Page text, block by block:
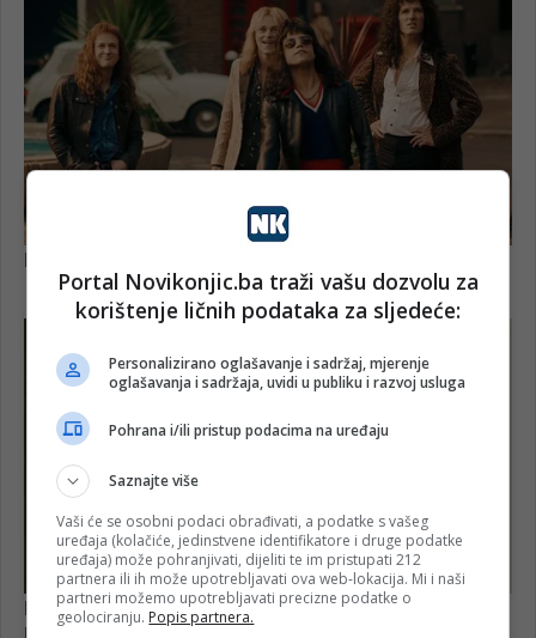
Portal Novikonjic.ba traži vašu dozvolu za
korištenje ličnih podataka za sljedeće:
Personalizirano oglašavanje i sadržaj, mjerenje
oglašavanja i sadržaja, uvidi u publiku i razvoj usluga
Pohrana i/ili pristup podacima na uređaju
Saznajte više
Vaši će se osobni podaci obrađivati, a podatke s vašeg
uređaja (kolačiće, jedinstvene identifikatore i druge podatke
uređaja) može pohranjivati, dijeliti te im pristupati 212
partnera ili ih može upotrebljavati ova web-lokacija. Mi i naši
partneri možemo upotrebljavati precizne podatke o
geolociranju. Popis partnera.